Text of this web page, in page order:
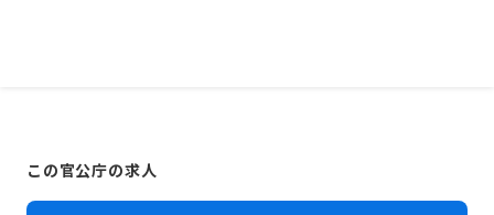
この官公庁の求人